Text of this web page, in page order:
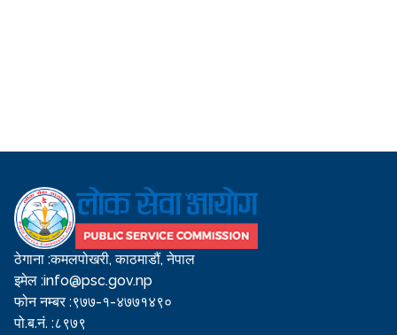
ठेगाना :कमलपोखरी, काठमाडौं, नेपाल
इमेल :info@psc.gov.np
फोन नम्बर :९७७-१-४७७१४९०
पो.ब.नं. :८९७९